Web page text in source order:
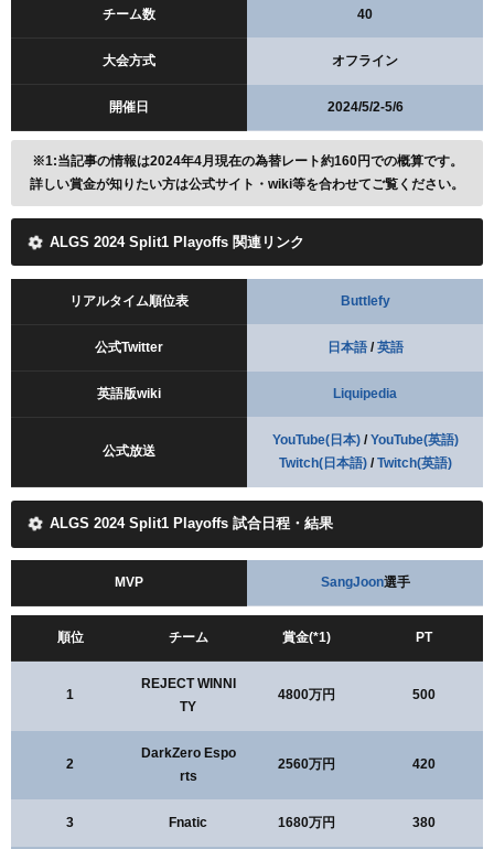
チーム数 40
大会方式 オフライン
開催日 2024/5/2-5/6
※1:当記事の情報は2024年4月現在の為替レート約160円での概算です。
詳しい賞金が知りたい方は公式サイト・wiki等を合わせてご覧ください。
ALGS 2024 Split1 Playoffs 関連リンク
リアルタイム順位表 Buttlefy
公式Twitter 日本語/英語
英語版wiki Liquipedia
公式放送
YouTube(日本)/YouTube(英語)
Twitch(日本語)/Twitch(英語)
ALGS 2024 Split1 Playoffs 試合日程・結果
MVP SangJoon選手
順位 チーム 賞金(*1) PT
1
REJECT WINNI
TY
4800万円 500
2
DarkZero Espo
rts
2560万円 420
3 Fnatic 1680万円 380